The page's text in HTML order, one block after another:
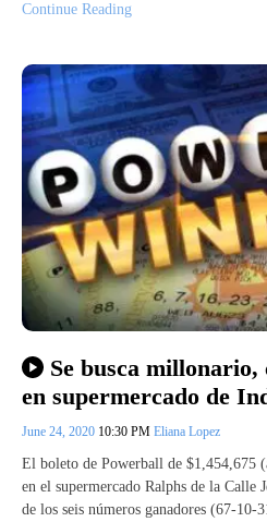
Continue Reading
Se busca
en supermercado de
June 24, 2020 10:30 PM Eliana Lopez
El boleto de Powerball de $1,454,675
en el supermercado Ralphs de la
de los seis números ganadores (67-10-